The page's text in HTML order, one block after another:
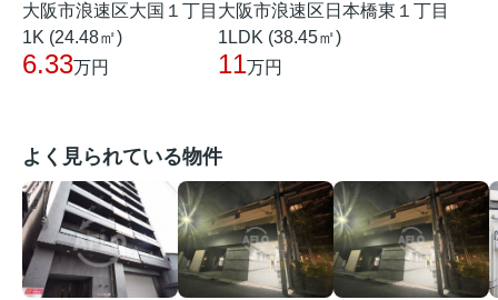
大阪市浪速区大国１丁目
1K (24.48㎡)
6.33万円
大阪市浪速区日本橋東１丁目
1LDK (38.45㎡)
11万円
よく見られている物件